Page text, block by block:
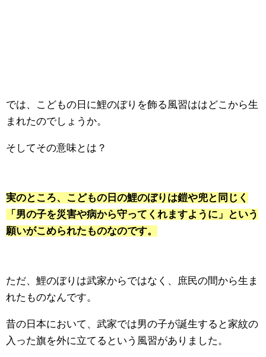
では、こどもの日に鯉のぼりを飾る風習ははどこから生
まれたのでしょうか。
そしてその意味とは？
実のところ、こどもの日の鯉のぼりは鎧や兜と同じく
「男の子を災害や病から守ってくれますように」という
願いがこめられたものなのです。
ただ、鯉のぼりは武家からではなく、庶民の間から生ま
れたものなんです。
昔の日本において、武家では男の子が誕生すると家紋の
入った旗を外に立てるという風習がありました。